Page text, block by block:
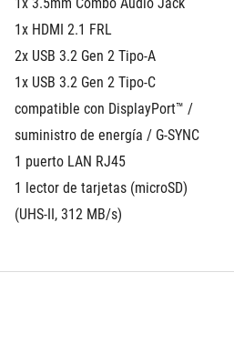
1x HDMI 2.1 FRL
2x USB 3.2 Gen 2 Tipo-A
1x USB 3.2 Gen 2 Tipo-C
compatible con DisplayPort™ /
suministro de energía / G-SYNC
1 puerto LAN RJ45
1 lector de tarjetas (microSD)
(UHS-II, 312 MB/s)